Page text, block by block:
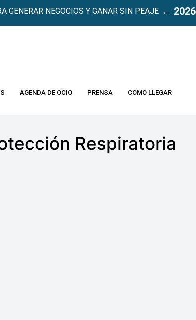
NEGOCIOS Y GANAR SIN PEAJE← 2026
AGENDA DE OCIO PRENSA COMO LLEGAR
Respiratoria